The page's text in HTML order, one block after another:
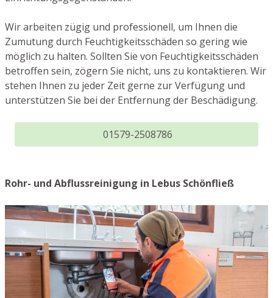
Wir arbeiten zügig und professionell, um Ihnen die
Zumutung durch Feuchtigkeitsschäden so gering wie
möglich zu halten. Sollten Sie von Feuchtigkeitsschäden
betroffen sein, zögern Sie nicht, uns zu kontaktieren. Wir
stehen Ihnen zu jeder Zeit gerne zur Verfügung und
unterstützen Sie bei der Entfernung der Beschädigung.
01579-2508786
Rohr- und Abflussreinigung in Lebus Schönfließ